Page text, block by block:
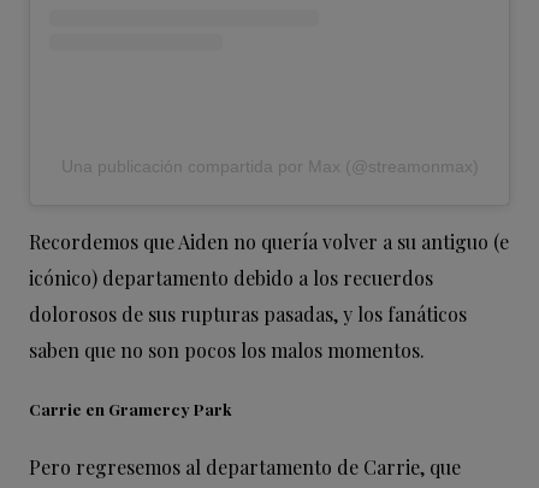
Una publicación compartida por Max (@streamonmax)
Recordemos que Aiden no quería volver a su antiguo (e
icónico) departamento debido a los recuerdos
dolorosos de sus rupturas pasadas, y los fanáticos
saben que no son pocos los malos momentos.
Carrie en Gramercy Park
Pero regresemos al departamento de Carrie, que